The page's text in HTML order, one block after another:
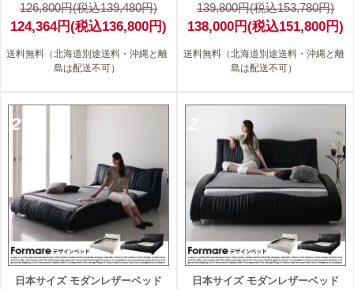
126,800円(税込139,480円)
124,364円(税込136,800円)
送料無料（北海道別途送料・沖縄と離
島は配送不可）
139,800円(税込153,780円)
138,000円(税込151,800円)
送料無料（北海道別途送料・沖縄と離
島は配送不可）
2
日本サイズ モダンレザーベッド
日本サイズ モダンレザーベッド